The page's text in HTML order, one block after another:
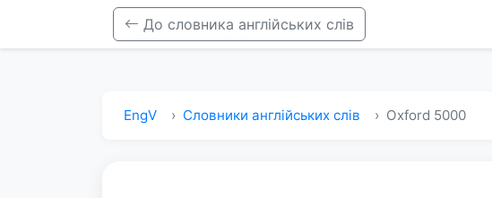
До словника англійських слів
EngV Словники англійських слів Oxford 5000